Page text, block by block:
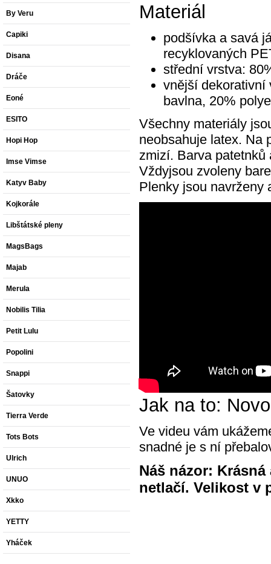
By Veru
Capiki
Disana
Dráče
Eoné
ESITO
Hopi Hop
Imse Vimse
Katyv Baby
Kojkorále
Libštátské pleny
MagsBags
Majab
Merula
Nobilis Tilia
Petit Lulu
Popolini
Snappi
Šatovky
Tierra Verde
Tots Bots
Ulrich
UNUO
Xkko
YETTY
Yháček
Materiál
podšívka a savá
recyklovaných
střední vrstva:
vnější dekorativní
bavlna, 20%
Všechny materiály
neobsahuje latex. Na
zmizí. Barva
Vždyjsou zvoleny
Plenky jsou navrženy
Jak na to:
Ve videu vám
snadné je s ní
Náš názor:
netlačí. Velikost v